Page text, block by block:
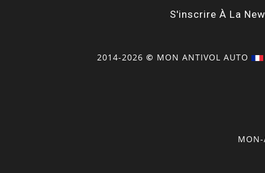
S'inscrire À La
2014-2026 © MON ANTIVOL AUTO
MON-